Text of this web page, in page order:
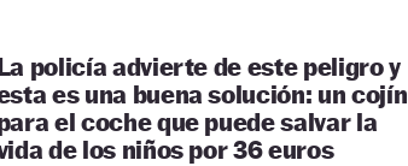
policía advierte de este peligro y
es una buena solución: un cojín
el coche que puede salvar la
de los niños por 36 euros